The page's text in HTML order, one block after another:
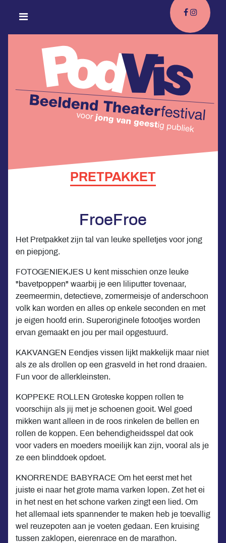
PRETPAKKET
FroeFroe
Het Pretpakket zijn tal van leuke spelletjes voor jong
en piepjong.
FOTOGENIEKJES U kent misschien onze leuke
"bavetpoppen" waarbij je een liliputter tovenaar,
zeemeermin, detectieve, zomermeisje of anderschoon
volk kan worden en alles op enkele seconden en met
je eigen hoofd erin. Superoriginele fotootjes worden
ervan gemaakt en jou per mail opgestuurd.
KAKVANGEN Eendjes vissen lijkt makkelijk maar niet
als ze als drollen op een grasveld in het rond draaien.
Fun voor de allerkleinsten.
KOPPEKE ROLLEN Groteske koppen rollen te
voorschijn als jij met je schoenen gooit. Wel goed
mikken want alleen in de roos rinkelen de bellen en
rollen de koppen. Een behendigheidsspel dat ook
voor vaders en moeders moeilijk kan zijn, vooral als je
ze een blinddoek opdoet.
KNORRENDE BABYRACE Om het eerst met het
juiste ei naar het grote mama varken lopen. Zet het ei
in het nest en het schone varken zingt een lied. Om
het allemaal iets spannender te maken heb je toevallig
wel reuzepoten aan je voeten gedaan. Een kruising
tussen zaklopen, eierenrace en de marathon.